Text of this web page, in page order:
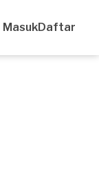
MasukDaftar